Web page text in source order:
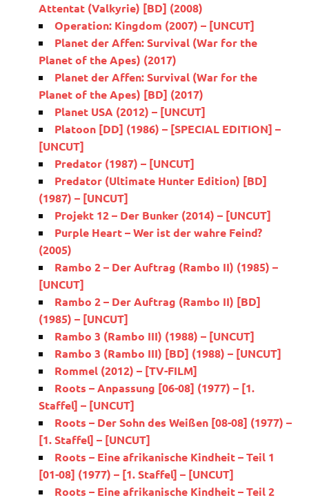
Attentat (Valkyrie) [BD] (2008)
Operation: Kingdom (2007) – [UNCUT]
Planet der Affen: Survival (War for the
Planet of the Apes) (2017)
Planet der Affen: Survival (War for the
Planet of the Apes) [BD] (2017)
Planet USA (2012) – [UNCUT]
Platoon [DD] (1986) – [SPECIAL EDITION] –
[UNCUT]
Predator (1987) – [UNCUT]
Predator (Ultimate Hunter Edition) [BD]
(1987) – [UNCUT]
Projekt 12 – Der Bunker (2014) – [UNCUT]
Purple Heart – Wer ist der wahre Feind?
(2005)
Rambo 2 – Der Auftrag (Rambo II) (1985) –
[UNCUT]
Rambo 2 – Der Auftrag (Rambo II) [BD]
(1985) – [UNCUT]
Rambo 3 (Rambo III) (1988) – [UNCUT]
Rambo 3 (Rambo III) [BD] (1988) – [UNCUT]
Rommel (2012) – [TV-FILM]
Roots – Anpassung [06-08] (1977) – [1.
Staffel] – [UNCUT]
Roots – Der Sohn des Weißen [08-08] (1977) –
[1. Staffel] – [UNCUT]
Roots – Eine afrikanische Kindheit – Teil 1
[01-08] (1977) – [1. Staffel] – [UNCUT]
Roots – Eine afrikanische Kindheit – Teil 2